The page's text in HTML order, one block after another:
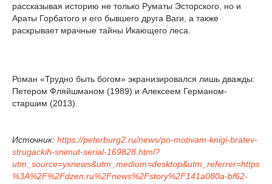
рассказывая историю не только Руматы Эсторского, но и
Араты Горбатого и его бывшего друга Ваги, а также
раскрывает мрачные тайны Икающего леса.
Роман «Трудно быть богом» экранизировался лишь дважды:
Петером Фляйшманом (1989) и Алексеем Германом-
старшим (2013).
Источник: https://peterburg2.ru/news/po-motivam-knigi-bratev-
strugackih-snimut-serial-169828.html?
utm_source=yxnews&utm_medium=desktop&utm_referrer=https
%3A%2F%2Fdzen.ru%2Fnews%2Fstory%2F141a080a-bf62-